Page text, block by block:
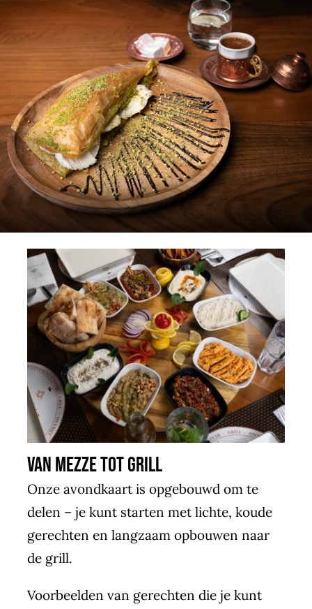
Van mezze tot grill
Onze avondkaart is opgebouwd om te
delen – je kunt starten met lichte, koude
gerechten en langzaam opbouwen naar
de grill.
Voorbeelden van gerechten die je kunt